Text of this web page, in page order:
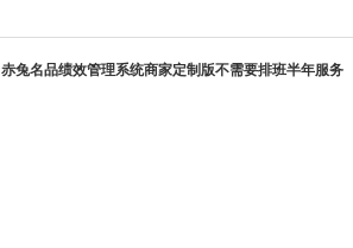
赤兔名品绩效管理系统商家定制版不需要排班半年服务